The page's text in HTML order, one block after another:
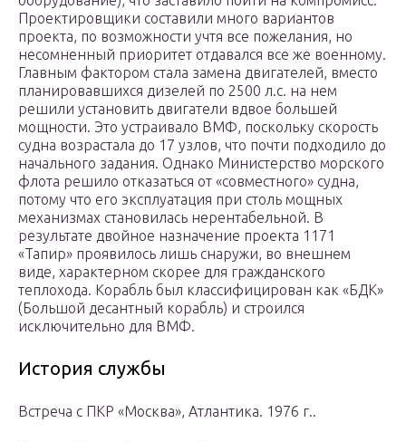
Проектировщики составили много вариантов
проекта, по возможности учтя все пожелания, но
несомненный приоритет отдавался все же военному.
Главным фактором стала замена двигателей, вместо
планировавшихся дизелей по 2500 л.с. на нем
решили установить двигатели вдвое большей
мощности. Это устраивало ВМФ, поскольку скорость
судна возрастала до 17 узлов, что почти подходило до
начального задания. Однако Министерство морского
флота решило отказаться от «совместного» судна,
потому что его эксплуатация при столь мощных
механизмах становилась нерентабельной. В
результате двойное назначение проекта 1171
«Тапир» проявилось лишь снаружи, во внешнем
виде, характерном скорее для гражданского
теплохода. Корабль был классифицирован как «БДК»
(Большой десантный корабль) и строился
исключительно для ВМФ.
История службы
Встреча с ПКР «Москва», Атлантика. 1976 г..